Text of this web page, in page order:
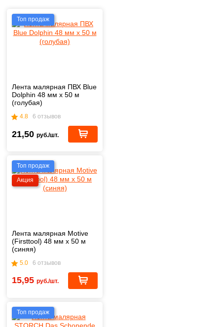
Топ продаж
Лента малярная ПВХ Blue
Dolphin 48 мм х 50 м
(голубая)
4.8 6 отзывов
21,50 руб./шт.
Топ продаж
Акция
Лента малярная Motive
(Firsttool) 48 мм х 50 м
(синяя)
5.0 6 отзывов
15,95 руб./шт.
Топ продаж